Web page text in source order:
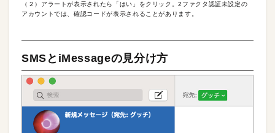
（２）アラートが表示されたら「はい」をクリック。2ファクタ認証未設定の
アカウントでは、確認コードが表示されることがあります。
SMSとiMessageの見分け方